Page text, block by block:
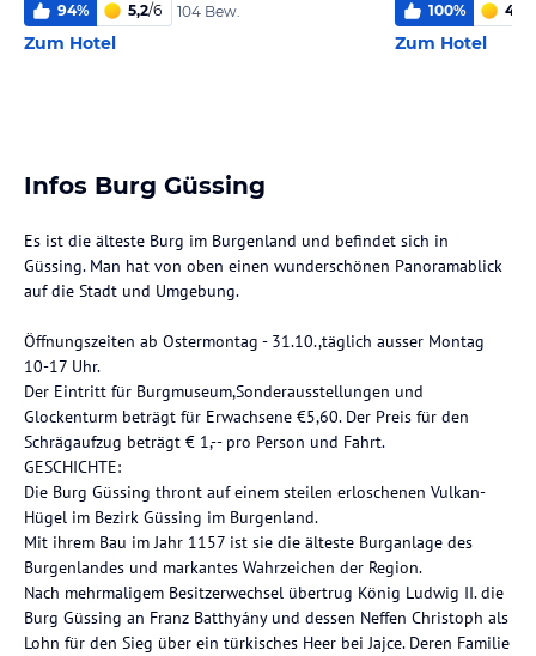
94% 5,2/6 104 Bew.
Zum Hotel
100% 4,6
Zum Hotel
Infos Burg Güssing
Es ist die älteste Burg im Burgenland und befindet sich in
Güssing. Man hat von oben einen wunderschönen Panoramablick
auf die Stadt und Umgebung.
Öffnungszeiten ab Ostermontag - 31.10.,täglich ausser Montag
10-17 Uhr.
Der Eintritt für Burgmuseum,Sonderausstellungen und
Glockenturm beträgt für Erwachsene €5,60. Der Preis für den
Schrägaufzug beträgt € 1,-- pro Person und Fahrt.
GESCHICHTE:
Die Burg Güssing thront auf einem steilen erloschenen Vulkan-
Hügel im Bezirk Güssing im Burgenland.
Mit ihrem Bau im Jahr 1157 ist sie die älteste Burganlage des
Burgenlandes und markantes Wahrzeichen der Region.
Nach mehrmaligem Besitzerwechsel übertrug König Ludwig II. die
Burg Güssing an Franz Batthyány und dessen Neffen Christoph als
Lohn für den Sieg über ein türkisches Heer bei Jajce. Deren Familie